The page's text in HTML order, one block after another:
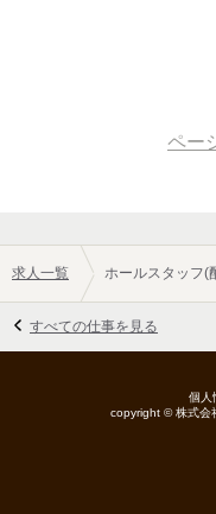
ペー
求人一覧 ホールスタッフ(
すべての仕事を見る
個人
copyright ©株式会